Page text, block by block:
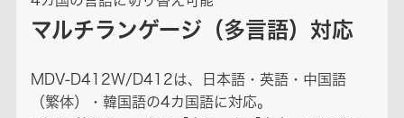
マルチランゲージ（多言語）対応
MDV-D412W/D412は、日本語・英語・中国語
（繁体）・韓国語の4カ国語に対応。